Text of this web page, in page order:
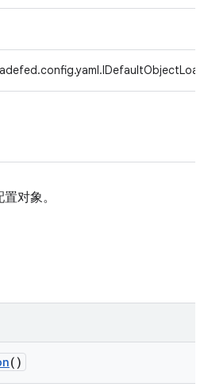
对象。
()